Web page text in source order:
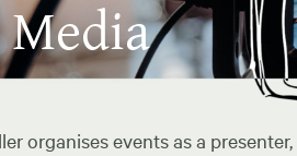
organises events as a